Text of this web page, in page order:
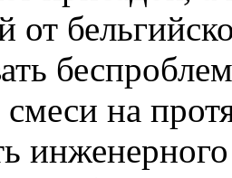
от
смеси на